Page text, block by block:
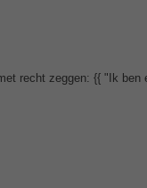
recht zeggen: {{ "Ik ben